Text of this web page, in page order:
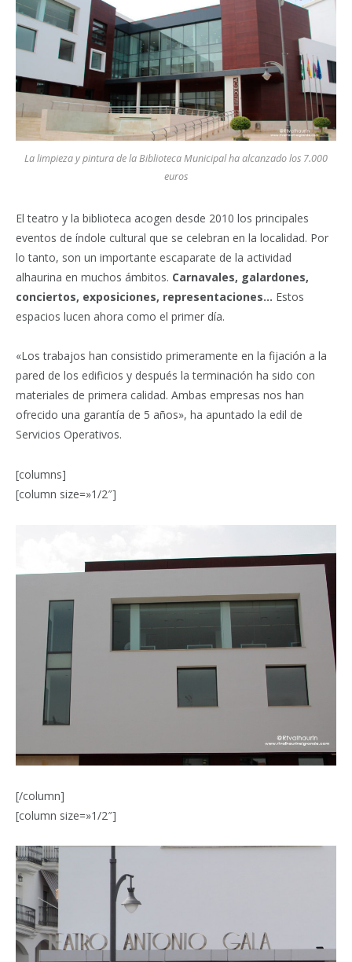
La limpieza y pintura de la Biblioteca Municipal ha alcanzado los 7.000
euros
El teatro y la biblioteca acogen desde 2010 los principales
eventos de índole cultural que se celebran en la localidad. Por
lo tanto, son un importante escaparate de la actividad
alhaurina en muchos ámbitos. Carnavales, galardones,
conciertos, exposiciones, representaciones… Estos
espacios lucen ahora como el primer día.
«Los trabajos han consistido primeramente en la fijación a la
pared de los edificios y después la terminación ha sido con
materiales de primera calidad. Ambas empresas nos han
ofrecido una garantía de 5 años», ha apuntado la edil de
Servicios Operativos.
[columns]
[column size=»1/2″]
[/column]
[column size=»1/2″]